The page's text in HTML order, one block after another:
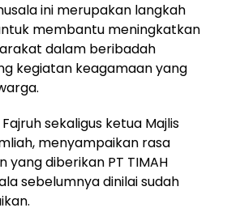
ini merupakan langkah
membantu meningkatkan
dalam beribadah
kegiatan keagamaan yang
sekaligus ketua Majlis
menyampaikan rasa
yang diberikan PT TIMAH
sebelumnya dinilai sudah